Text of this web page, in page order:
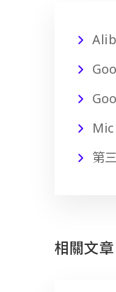
第
相關文章